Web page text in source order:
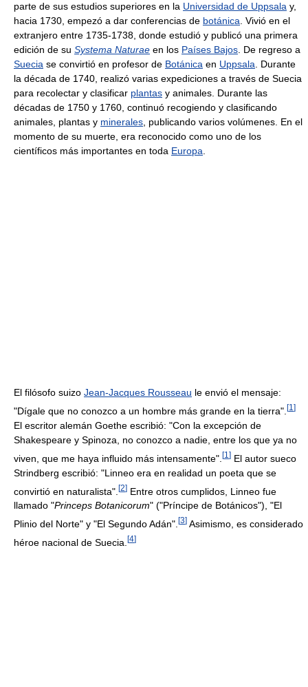
parte de sus estudios superiores en la Universidad de Uppsala y,
hacia 1730, empezó a dar conferencias de botánica. Vivió en el
extranjero entre 1735-1738, donde estudió y publicó una primera
edición de su Systema Naturae en los Países Bajos. De regreso a
Suecia se convirtió en profesor de Botánica en Uppsala. Durante
la década de 1740, realizó varias expediciones a través de Suecia
para recolectar y clasificar plantas y animales. Durante las
décadas de 1750 y 1760, continuó recogiendo y clasificando
animales, plantas y minerales, publicando varios volúmenes. En el
momento de su muerte, era reconocido como uno de los
científicos más importantes en toda Europa.
El filósofo suizo Jean-Jacques Rousseau le envió el mensaje:
"Dígale que no conozco a un hombre más grande en la tierra". [1 ]
El escritor alemán Goethe escribió: "Con la excepción de
Shakespeare y Spinoza, no conozco a nadie, entre los que ya no
viven, que me haya influido más intensamente". [1 ] El autor sueco
Strindberg escribió: "Linneo era en realidad un poeta que se
convirtió en naturalista". [2] Entre otros cumplidos, Linneo fue
llamado "Princeps Botanicorum" ("Príncipe de Botánicos"), "El
Plinio del Norte" y "El Segundo Adán". [3] Asimismo, es considerado
héroe nacional de Suecia. [4]